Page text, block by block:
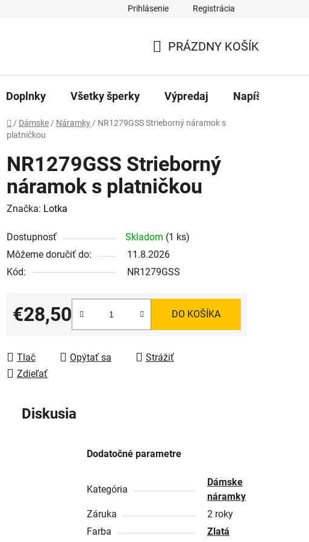
Prihlásenie Registrácia
KOŠÍK
PRÁZDNY KOŠÍK
Doplnky Všetky šperky Výpredaj Napíšte nám
Domov
/ Dámske / Náramky / NR1279GSS Strieborný náramok s
platničkou
NR1279GSS Strieborný
náramok s platničkou
Značka: Lotka
Dostupnosť Skladom (1 ks)
Môžeme doručiť do:
11.8.2026
Kód:
NR1279GSS
€28,50
Jednotková cena:
DO KOŠÍKA
Tlač Opýtať sa
Strážiť
Zdieľať
Diskusia
Dodatočné parametre
Kategória
Dámske
náramky
Záruka
2 roky
Farba
Zlatá